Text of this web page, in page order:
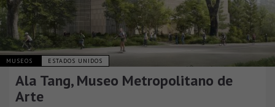
MUSEOS ESTADOS UNIDOS
Ala Tang, Museo Metropolitano de
Arte